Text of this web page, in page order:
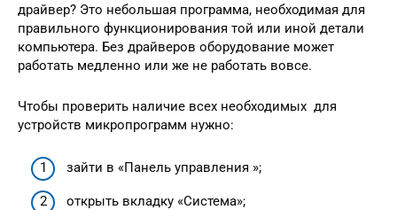
драйвер? Это небольшая программа, необходимая для
правильного функционирования той или иной детали
компьютера. Без драйверов оборудование может
работать медленно или же не работать вовсе.
Чтобы проверить наличие всех необходимых для
устройств микропрограмм нужно:
зайти в «Панель управления »;
открыть вкладку «Система»;